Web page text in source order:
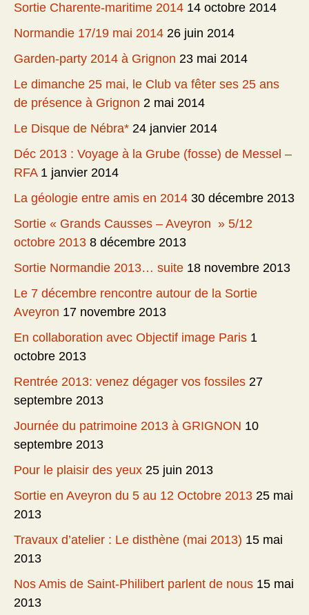
Sortie Charente-maritime 2014 14 octobre 2014
Normandie 17/19 mai 2014 26 juin 2014
Garden-party 2014 à Grignon 23 mai 2014
Le dimanche 25 mai, le Club va fêter ses 25 ans
de présence à Grignon 2 mai 2014
Le Disque de Nébra* 24 janvier 2014
Déc 2013 : Voyage à la Grube (fosse) de Messel –
RFA 1 janvier 2014
La géologie entre amis en 2014 30 décembre 2013
Sortie « Grands Causses – Aveyron » 5/12
octobre 2013 8 décembre 2013
Sortie Normandie 2013… suite 18 novembre 2013
Le 7 décembre rencontre autour de la Sortie
Aveyron 17 novembre 2013
En collaboration avec Objectif image Paris 1
octobre 2013
Rentrée 2013: venez dégager vos fossiles 27
septembre 2013
Journée du patrimoine 2013 à GRIGNON 10
septembre 2013
Pour le plaisir des yeux 25 juin 2013
Sortie en Aveyron du 5 au 12 Octobre 2013 25 mai
2013
Travaux d’atelier : Le disthène (mai 2013) 15 mai
2013
Nos Amis de Saint-Philibert parlent de nous 15 mai
2013